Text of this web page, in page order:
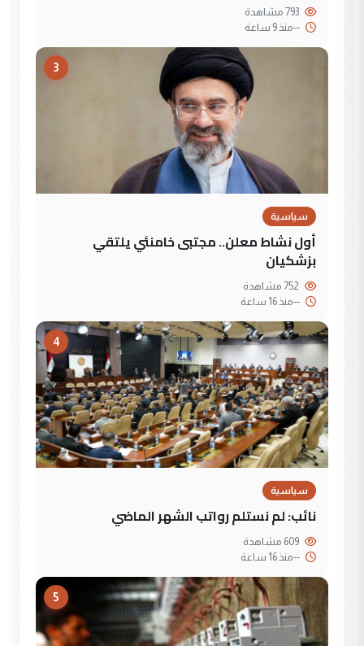
--منذ 9 ساعة
3
سياسية
أول نشاط معلن.. مجتبى خامنئي يلتقي
بزشكيان
--منذ 16 ساعة
4
سياسية
نائب: لم نستلم رواتب الشهر الماضي
--منذ 16 ساعة
5